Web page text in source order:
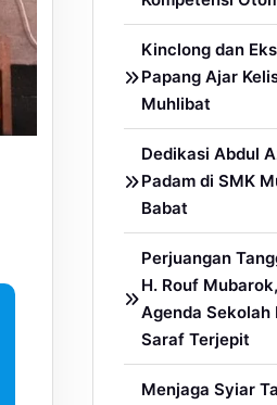
Kinclong dan
Papang Ajar
Muhlibat
Dedikasi Abdul
Padam di SMK
Babat
Perjuangan
H. Rouf
Agenda
Saraf Terjepit
Menjaga Syiar